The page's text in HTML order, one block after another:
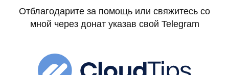
Отблагодарите за помощь или свяжитесь со
мной через донат указав свой Telegram